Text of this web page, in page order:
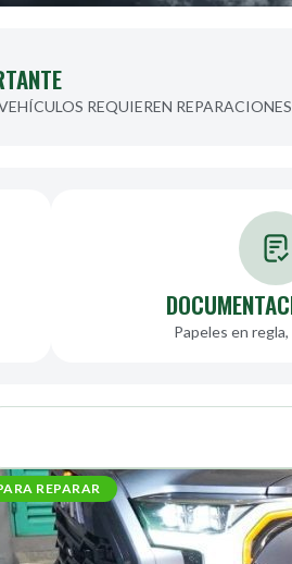
REQUIEREN
Papeles en
REPARAR